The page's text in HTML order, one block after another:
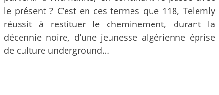
le présent ? C’est en ces termes que 118, Telemly
réussit à restituer le cheminement, durant la
décennie noire, d’une jeunesse algérienne éprise
de culture underground…